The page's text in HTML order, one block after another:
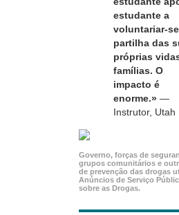
estudante a
voluntariar-se
partilha das
próprias
famílias. O
impacto é
enorme.» —
Instrutor, Utah
Governo, forças de
grupos comunitários e
de prevenção das drogas
Anúncios de Serviço
sobre as Drogas.